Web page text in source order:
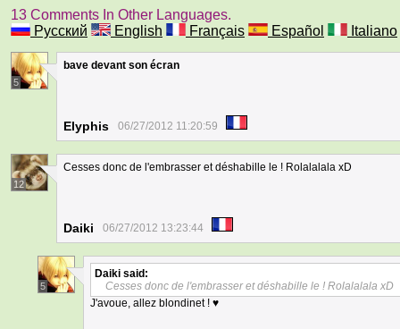
13 Comments In Other Languages.
Русский
English Français Español Italiano
5
bave devant son écran
Elyphis 06/27/2012 11:20:59
12
Cesses donc de l'embrasser et déshabille le ! Rolalalala xD
Daiki 06/27/2012 13:23:44
5
Daiki said:
Cesses donc de l'embrasser et déshabille le ! Rolalalala xD
J'avoue, allez blondinet ! ♥